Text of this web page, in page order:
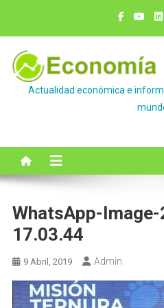
Actualidad económica e
WhatsApp-
17.03.44
9 Abril, 2019 Admin